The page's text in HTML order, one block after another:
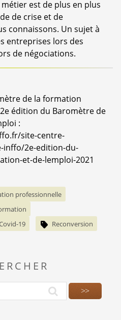
est de plus en plus
de crise et de
connaissons. Un sujet à
entreprises lors des
de négociations.
de la formation
édition du Baromètre de
:
site-centre-
inffo/2e-edition-du-
et-de-lemploi-2021
professionnelle
19
Reconversion